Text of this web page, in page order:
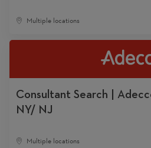
Multiple locations
Consultant Search |
NY/ NJ
Multiple locations